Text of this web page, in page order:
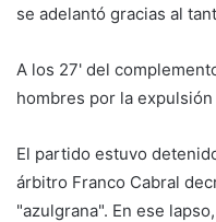
se adelantó gracias al
A los 27' del
hombres por la
El partido estuvo
árbitro Franco Cabral
"azulgrana". En ese